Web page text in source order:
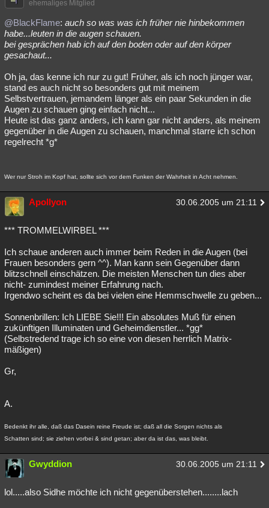
ehemaliges Mitglied
@BlackFlame: auch so was was ich früher nie hinbekommen
habe...leuten in die augen schauen.
bei gesprächen hab ich auf den boden oder auf den körper
gesachaut...
Oh ja, das kenne ich nur zu gut! Früher, als ich noch jünger war,
stand es auch nicht so besonders gut mit meinem
Selbstvertrauen, jemandem länger als ein paar Sekunden in die
Augen zu schauen ging einfach nicht...
Heute ist das ganz anders, ich kann gar nicht anders, als meinem
gegenüber in die Augen zu schauen, manchmal starre ich schon
regelrecht *g*
Wer nur Stroh im Kopf hat, sollte sich vor dem Funken der Wahrheit in Acht nehmen.
Apollyon 30.06.2005 um 21:11
*** TROMMELWIRBEL ***
Ich schaue anderen auch immer beim Reden in die Augen (bei
Frauen besonders gern ^^). Man kann sein Gegenüber dann
blitzschnell einschätzen. Die meisten Menschen tun dies aber
nicht- zumindest meiner Erfahrung nach.
Irgendwo scheint es da bei vielen eine Hemmschwelle zu geben...
Sonnenbrillen: Ich LIEBE Sie!!! Ein absolutes Muß für einen
zukünftigen Illuminaten und Geheimdienstler... *gg*
(Selbstredend trage ich so eine von diesen herrlich Matrix-
mäßigen)
Gr,
A.
Bedenkt ihr alle, daß das Dasein reine Freude ist; daß all die Sorgen nichts als
Schatten sind; sie ziehen vorbei & sind getan; aber da ist das, was bleibt.
Gwyddion 30.06.2005 um 21:11
lol.....also Sidhe möchte ich nicht gegenüberstehen........lach